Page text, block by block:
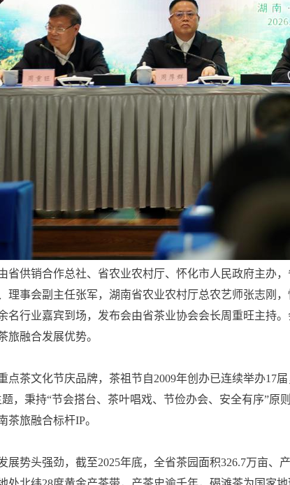
供销合作总社、省农业农村厅、怀化市人民政府主办，
理事会副主任张军，湖南省农业农村厅总农艺师张志刚
名行业嘉宾到场，发布会由省茶业协会会长周重旺主持
旅融合发展优势。
茶文化节庆品牌，茶祖节自2009年创办已连续举办17届
，秉持“节会搭台、茶叶唱戏、节俭办会、安全有序”
茶旅融合标杆IP。
势头强劲，截至2025年底，全省茶园面积326.7万亩、